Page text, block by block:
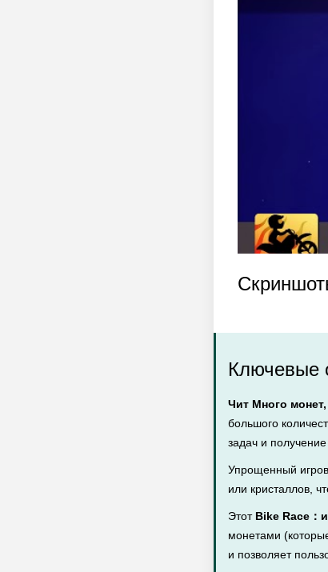
Ключевые
Чит Много
большого
задач и получение
Упрощенный
или кристаллов,
Этот Bike Race：
монетами
и позволяет